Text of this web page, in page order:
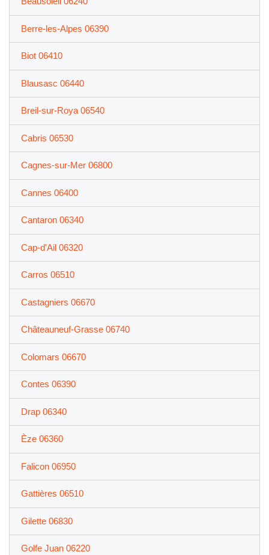
Berre-les-Alpes 06390
Biot 06410
Blausasc 06440
Breil-sur-Roya 06540
Cabris 06530
Cagnes-sur-Mer 06800
Cannes 06400
Cantaron 06340
Cap-d'Ail 06320
Carros 06510
Castagniers 06670
Châteauneuf-Grasse 06740
Colomars 06670
Contes 06390
Drap 06340
Èze 06360
Falicon 06950
Gattières 06510
Gilette 06830
Golfe Juan 06220